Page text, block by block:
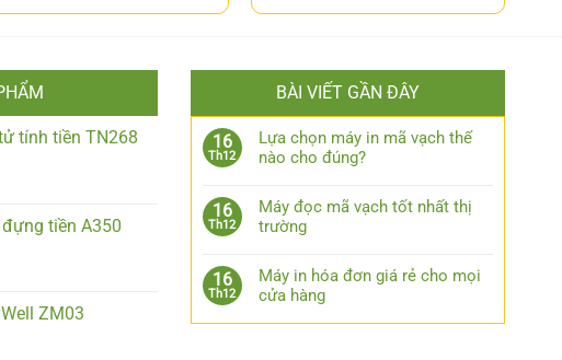
tính tiền TN268
tiền A350
ZM03
BÀI VIẾT GẦN ĐÂY
16
Th12
Lựa chọn máy in mã vạch thế
nào cho đúng?
16
Th12
Máy đọc mã vạch tốt nhất thị
trường
16
Th12
Máy in hóa đơn giá rẻ cho mọi
cửa hàng